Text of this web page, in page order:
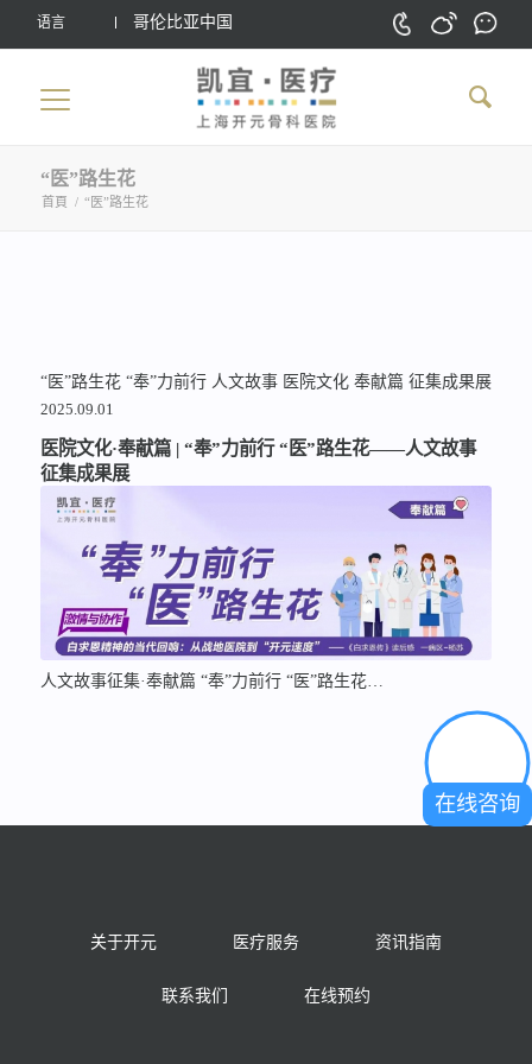
语言 哥伦比亚中国
“医”路生花
首頁 / “医”路生花
“医”路生花 “奉”力前行 人文故事 医院文化 奉献篇 征集成果展
2025.09.01
医院文化·奉献篇 | “奉”力前行 “医”路生花——人文故事
征集成果展
人文故事征集·奉献篇 “奉”力前行 “医”路生花…
关于开元 医疗服务 资讯指南
联系我们 在线预约
在线咨询